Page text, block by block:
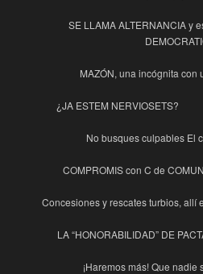
SE LLAMA ALTERNANCIA y
MAZÓN, una incógnita con
¿JA ESTEM NERVIOSETS?
No busques culpables El
COMPROMIS con C de
Concesiones y rescates turbios, allí
LA “HONORABILIDAD” DE
¡Haremos más! Que nadie